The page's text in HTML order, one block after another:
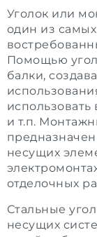
Уголок или
один из
Помощью
балки,
и т.п.
несущих
отделочных
Стальные
несущих